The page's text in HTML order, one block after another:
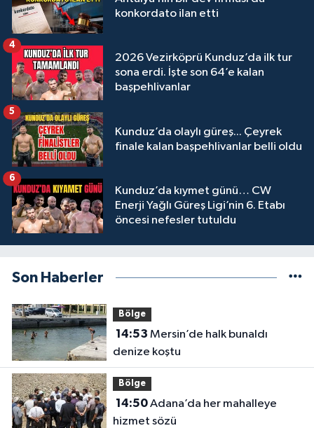
konkordato ilan etti
2026 Vezirköprü Kunduz’da ilk tur
sona erdi. İşte son 64’e kalan
başpehlivanlar
4
Kunduz’da olaylı güreş... Çeyrek
finale kalan başpehlivanlar belli oldu
5
Kunduz’da kıymet günü… CW
Enerji Yağlı Güreş Ligi’nin 6. Etabı
öncesi nefesler tutuldu
6
Son Haberler
Bölge
14:53
denize koştu
Bölge
14:50Adana’da her mahalleye
hizmet sözü